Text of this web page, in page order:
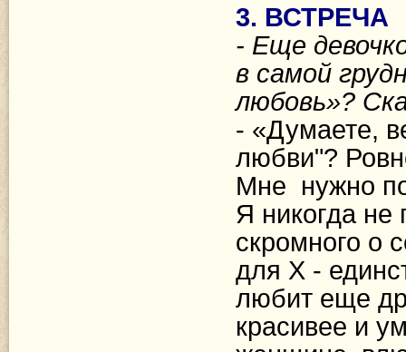
3. ВСТРЕЧА
- Еще
в самой
любовь»?
- «Думаете,
любви"?
Мне нужно
Я никогда
скромного о
для Х -
любит еще
красивее и